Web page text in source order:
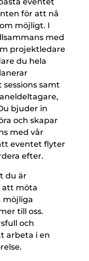
för att nå
möjligt. I
med
projektledare
du hela
samt
bjuder in
och skapar
med vår
eventet flyter
efter.
du är
att möta
möjliga
till oss.
och
arbeta i en